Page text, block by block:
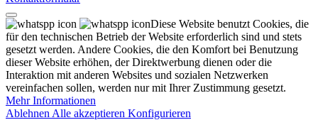
Diese Website benutzt Cookies, die
für den technischen Betrieb der Website erforderlich sind und stets
gesetzt werden. Andere Cookies, die den Komfort bei Benutzung
dieser Website erhöhen, der Direktwerbung dienen oder die
Interaktion mit anderen Websites und sozialen Netzwerken
vereinfachen sollen, werden nur mit Ihrer Zustimmung gesetzt.
Mehr Informationen
Ablehnen Alle akzeptieren Konfigurieren